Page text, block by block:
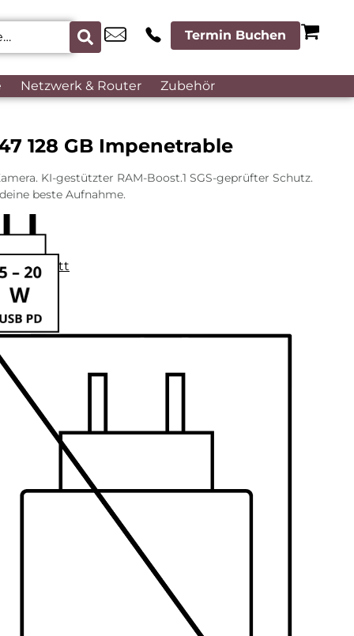
Termin Buchen
Netzwerk & Router Zubehör
128 GB Impenetrable
KI-gestützter RAM-Boost.1 SGS-geprüfter Schutz.
beste Aufnahme.